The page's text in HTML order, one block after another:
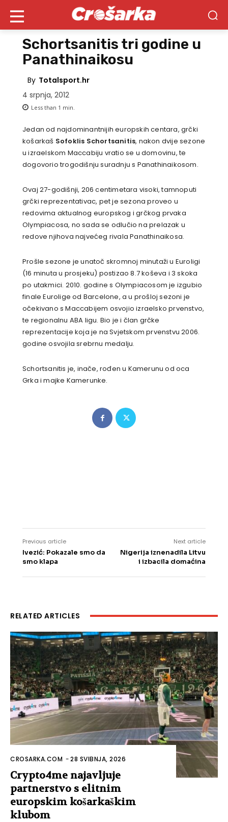
Schortsanitis tri godine u
Panathinaikosu
By Totalsport.hr
4 srpnja, 2012
Less than 1 min.
Jedan od najdominantnijih europskih centara, grčki
košarkaš Sofoklis Schortsanitis, nakon dvije sezone
u izraelskom Maccabiju vratio se u domovinu, te
dogovorio trogodišnju suradnju s Panathinaikosom.
Ovaj 27-godišnji, 206 centimetara visoki, tamnoputi
grčki reprezentativac, pet je sezona proveo u
redovima aktualnog europskog i grčkog prvaka
Olympiacosa, no sada se odlučio na prelazak u
redove njihova najvećeg rivala Panathinaikosa.
Prošle sezone je unatoč skromnoj minutaži u Euroligi
(16 minuta u prosjeku) postizao 8.7 koševa i 3 skoka
po utakmici. 2010. godine s Olympiacosom je izgubio
finale Eurolige od Barcelone, a u prošloj sezoni je
očekivano s Maccabijem osvojio izraelsko prvenstvo,
te regionalnu ABA ligu. Bio je i član grčke
reprezentacije koja je na Svjetskom prvenstvu 2006.
godine osvojila srebrnu medalju.
Schortsanitis je, inače, rođen u Kamerunu od oca
Grka i majke Kamerunke.
Previous article
Ivezić: Pokazale smo da
smo klapa
Next article
Nigerija iznenadila Litvu
i izbacila domaćina
RELATED ARTICLES
CROSARKA.COM -28 SVIBNJA, 2026
Crypto4me najavljuje
partnerstvo s elitnim
europskim košarkaškim
klubom